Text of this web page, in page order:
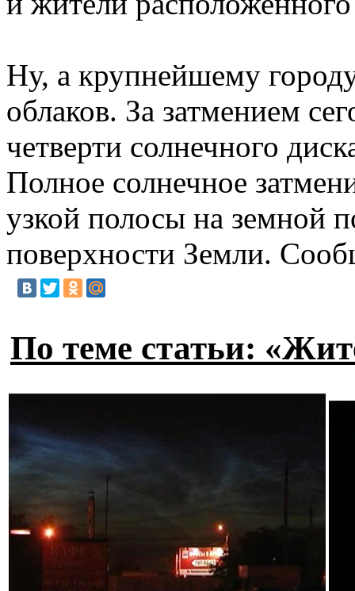
Ну, а крупнейшему
облаков. За затмением
четверти солнечного
Полное солнечное
узкой полосы на земной
поверхности Земли.
По теме статьи: